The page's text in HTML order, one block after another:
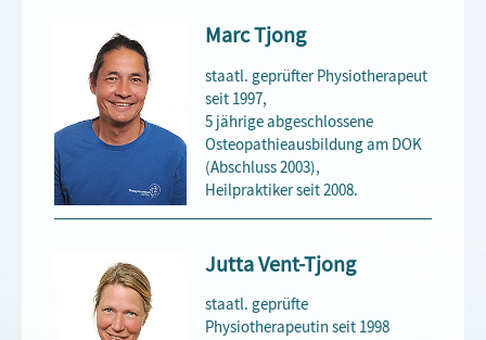
Marc Tjong
staatl. geprüfter Physiotherapeut
seit 1997,
5 jährige abgeschlossene
Osteopathieausbildung am DOK
(Abschluss 2003),
Heilpraktiker seit 2008.
Jutta Vent-Tjong
staatl. geprüfte
Physiotherapeutin seit 1998